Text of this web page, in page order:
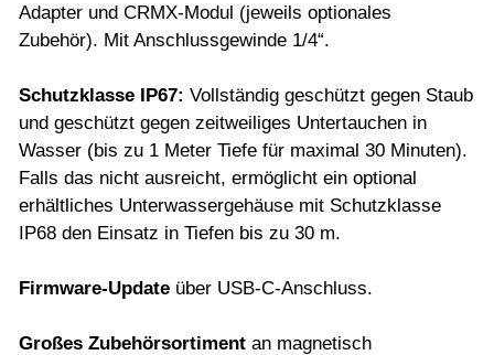
Adapter und CRMX-Modul (jeweils optionales
Zubehör). Mit Anschlussgewinde 1/4“.
Schutzklasse IP67: Vollständig geschützt gegen Staub
und geschützt gegen zeitweiliges Untertauchen in
Wasser (bis zu 1 Meter Tiefe für maximal 30 Minuten).
Falls das nicht ausreicht, ermöglicht ein optional
erhältliches Unterwassergehäuse mit Schutzklasse
IP68 den Einsatz in Tiefen bis zu 30 m.
Firmware-Update über USB-C-Anschluss.
Großes Zubehörsortiment an magnetisch